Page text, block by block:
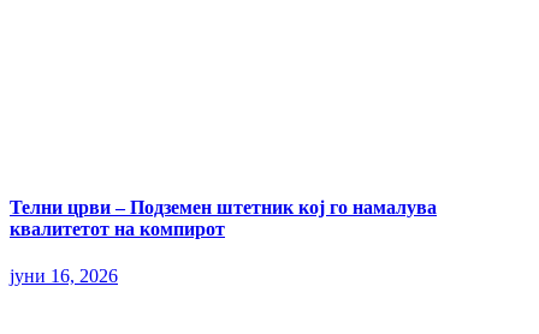
Телни црви – Подземен штетник кој го намалува
квалитетот на компирот
јуни 16, 2026